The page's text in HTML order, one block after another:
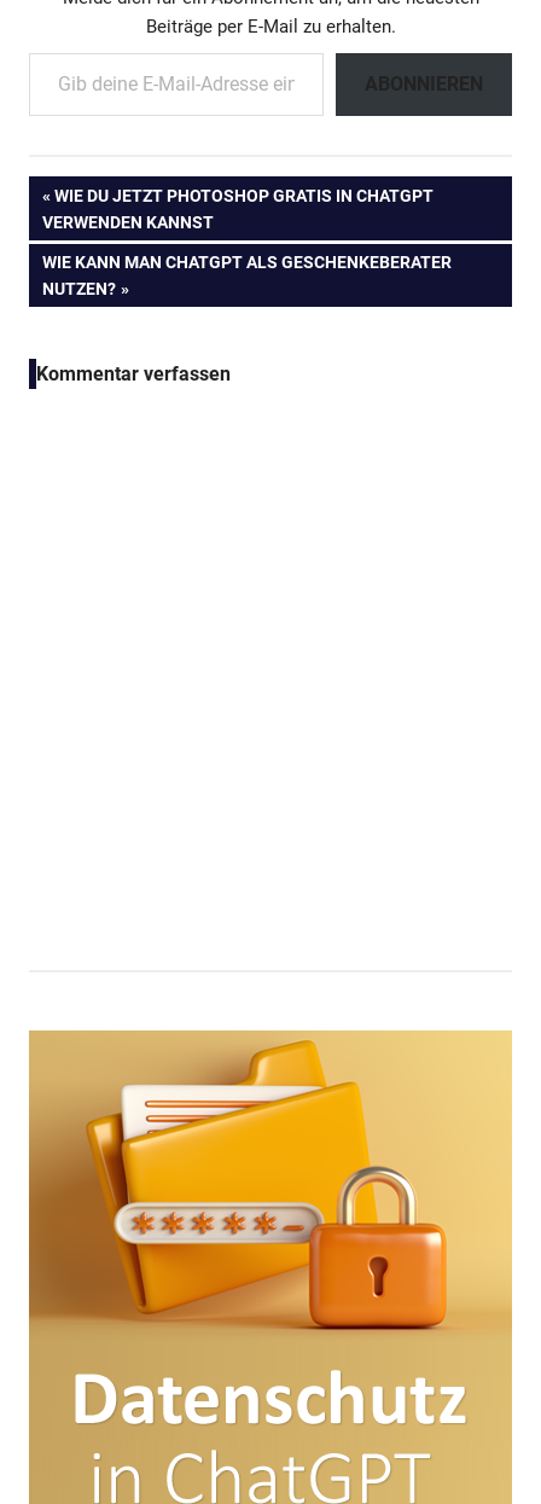
Beiträge per E-Mail zu erhalten.
Gib deine E-Mail-Adresse ein ...
ABONNIEREN
Beitragsnavigation
VORHERIGER
BEITRAG:
WIE DU JETZT PHOTOSHOP GRATIS IN CHATGPT
VERWENDEN KANNST
NÄCHSTER
BEITRAG:
WIE KANN MAN CHATGPT ALS GESCHENKEBERATER
NUTZEN?
Kommentar verfassen